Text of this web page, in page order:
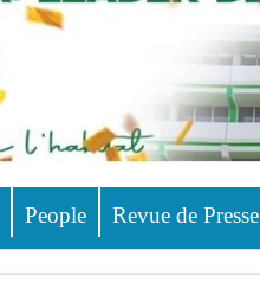
People Revue de Presse